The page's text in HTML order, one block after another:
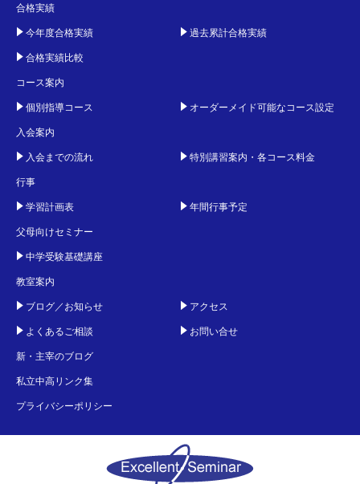
合格実績
今年度合格実績 過去累計合格実績
合格実績比較
コース案内
個別指導コース オーダーメイド可能なコース設定
入会案内
入会までの流れ 特別講習案内・各コース料金
行事
学習計画表 年間行事予定
父母向けセミナー
中学受験基礎講座
教室案内
ブログ／お知らせ アクセス
よくあるご相談 お問い合せ
新・主宰のブログ
私立中高リンク集
プライバシーポリシー